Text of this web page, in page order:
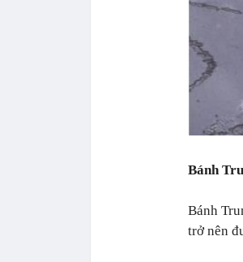
Bánh
Bánh
trở nên